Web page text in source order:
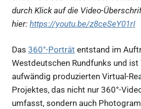
durch Klick auf die Video-
hier: https://youtu.be/z8ceSeY01rI
Das 360°-Porträt entstand im
Westdeutschen Rundfunks und ist
aufwändig produzierten Virtual-
Projektes, das nicht nur 360°-
umfasst, sondern auch